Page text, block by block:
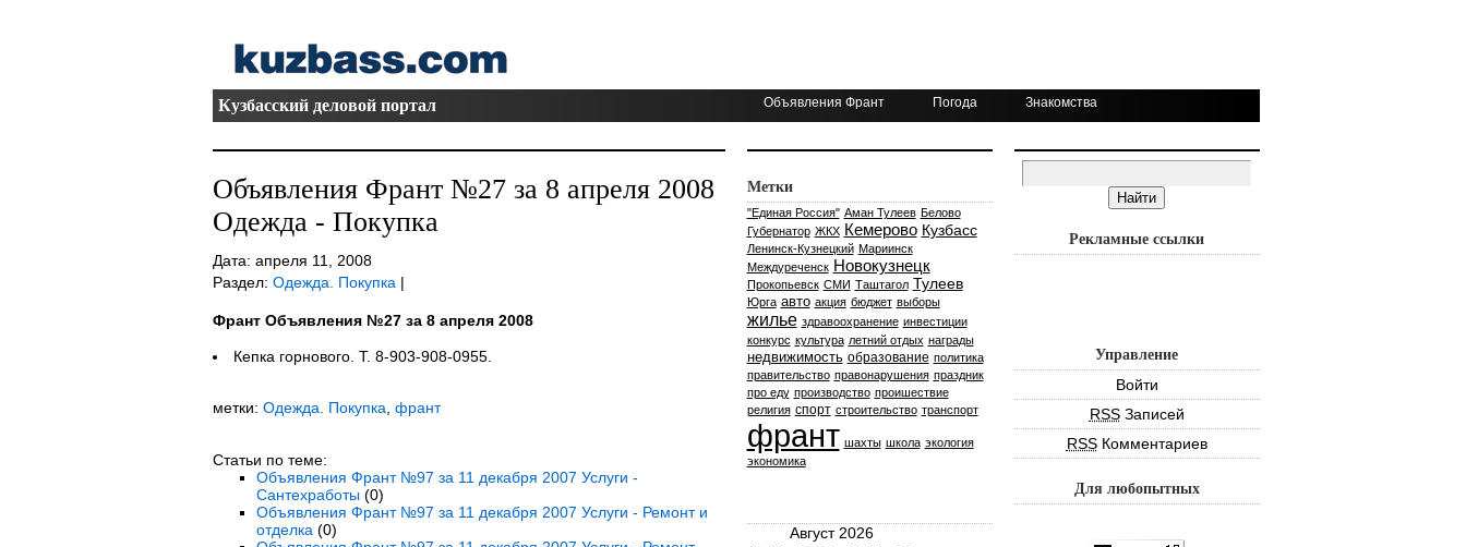
Кузбасский деловой портал Объявления Франт Погода Знакомства
Объявления Франт №27 за 8 апреля 2008
Одежда - Покупка
Дата: апреля 11, 2008
Раздел: Одежда. Покупка |
Франт Объявления №27 за 8 апреля 2008
Кепка горнового. Т. 8-903-908-0955.
метки: Одежда. Покупка франт
Статьи по теме:
Объявления Франт №97 за 11 декабря 2007 Услуги -
Сантехработы(0)
Объявления Франт №97 за 11 декабря 2007 Услуги - Ремонт и
отделка (0)
Метки
"Единая Россия" Аман Тулеев Белово
Губернатор ЖКХ Кемерово Кузбасс
Ленинск-Кузнецкий Мариинск
Междуреченск Новокузнецк
Прокопьевск СМИ Таштагол Тулеев
Юрга авто акция бюджет выборы
жилье здравоохранение инвестиции
конкурс культура летний отдых награды
недвижимость образование политика
правительство правонарушения праздник
про еду производство проишествие
религия спорт строительство транспорт
франт шахты школа экология
экономика
Август 2026
Рекламные ссылки
Управление
Войти
RSSЗаписей
RSSКомментариев
Для любопытных